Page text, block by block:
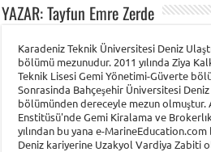
YAZAR: Tayfun Emre Zerde
Karadeniz Teknik Üniversitesi Deniz
bölümü mezunudur. 2011 yılında Ziya
Teknik Lisesi Gemi Yönetimi-Güverte
Sonrasinda Bahçeşehir Üniversitesi
bölümünden dereceyle mezun olmuştur.
Enstitüsü'nde Gemi Kiralama ve
yılından bu yana e-
Deniz kariyerine Uzakyol Vardiya Zabiti